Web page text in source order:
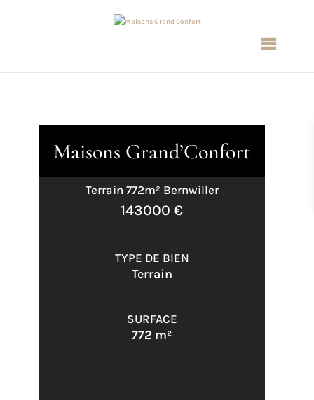
Maisons Grand’Confort
Terrain 772m² Bernwiller
143000 €
TYPE DE BIEN
Terrain
SURFACE
772 m²